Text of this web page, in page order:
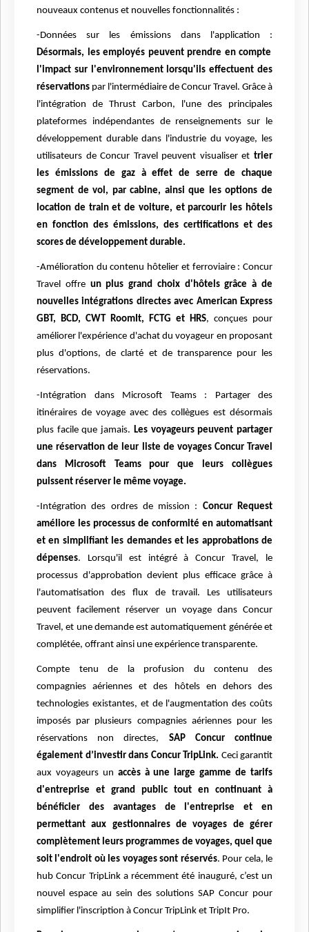
nouveaux contenus et nouvelles fonctionnalités :
-Données sur les émissions dans l'application :
Désormais, les employés peuvent prendre en compte
l'impact sur l'environnement lorsqu'ils effectuent des
réservations par l'intermédiaire de Concur Travel. Grâce à
l'intégration de Thrust Carbon, l'une des principales
plateformes indépendantes de renseignements sur le
développement durable dans l'industrie du voyage, les
utilisateurs de Concur Travel peuvent visualiser et trier
les émissions de gaz à effet de serre de chaque
segment de vol, par cabine, ainsi que les options de
location de train et de voiture, et parcourir les hôtels
en fonction des émissions, des certifications et des
scores de développement durable.
-Amélioration du contenu hôtelier et ferroviaire : Concur
Travel offre un plus grand choix d'hôtels grâce à de
nouvelles intégrations directes avec American Express
GBT, BCD, CWT RoomIt, FCTG et HRS, conçues pour
améliorer l'expérience d'achat du voyageur en proposant
plus d'options, de clarté et de transparence pour les
réservations.
-Intégration dans Microsoft Teams : Partager des
itinéraires de voyage avec des collègues est désormais
plus facile que jamais. Les voyageurs peuvent partager
une réservation de leur liste de voyages Concur Travel
dans Microsoft Teams pour que leurs collègues
puissent réserver le même voyage.
-Intégration des ordres de mission : Concur Request
améliore les processus de conformité en automatisant
et en simplifiant les demandes et les approbations de
dépenses. Lorsqu'il est intégré à Concur Travel, le
processus d'approbation devient plus efficace grâce à
l'automatisation des flux de travail. Les utilisateurs
peuvent facilement réserver un voyage dans Concur
Travel, et une demande est automatiquement générée et
complétée, offrant ainsi une expérience transparente.
Compte tenu de la profusion du contenu des
compagnies aériennes et des hôtels en dehors des
technologies existantes, et de l'augmentation des coûts
imposés par plusieurs compagnies aériennes pour les
réservations non directes, SAP Concur continue
également d’investir dans Concur TripLink. Ceci garantit
aux voyageurs un accès à une large gamme de tarifs
d'entreprise et grand public tout en continuant à
bénéficier des avantages de l'entreprise et en
permettant aux gestionnaires de voyages de gérer
complètement leurs programmes de voyages, quel que
soit l'endroit où les voyages sont réservés. Pour cela, le
hub Concur TripLink a récemment été inauguré, c’est un
nouvel espace au sein des solutions SAP Concur pour
simplifier l'inscription à Concur TripLink et TripIt Pro.